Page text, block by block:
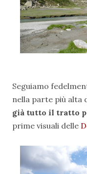
Seguiamo
nella parte più alta
già tutto il tratto
prime visuali delle